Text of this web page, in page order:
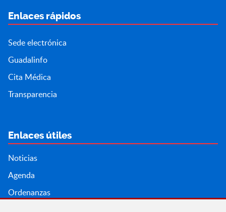
Enlaces rápidos
Sede electrónica
Guadalinfo
Cita Médica
Transparencia
Enlaces útiles
Noticias
Agenda
Ordenanzas